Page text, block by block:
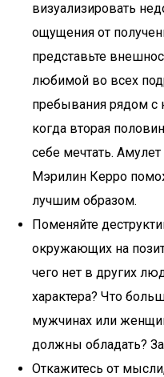
визуализировать
ощущения от
представьте
любимой во всех
пребывания рядом с
когда вторая
себе мечтать.
Мэрилин Керро
лучшим образом.
Поменяйте
окружающих на
чего нет в других
характера? Что
мужчинах или
должны обладать?
Откажитесь от